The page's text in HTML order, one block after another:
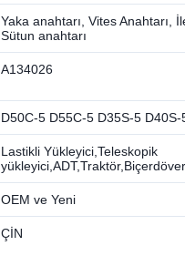
Yaka anahtarı, Vites Anahtarı,
Sütun anahtarı
A134026
D50C-5 D55C-5 D35S-5 D40S-
Lastikli Yükleyici,Teleskopik
yükleyici,ADT,Traktör,Biçerdöver,
OEM ve Yeni
ÇİN